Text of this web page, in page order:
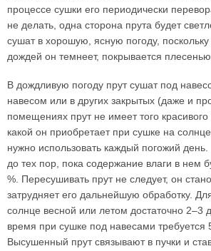
процессе сушки его периодически
не делать, одна сторона прута будет
сушат в хорошую, ясную погоду,
дождей он темнеет, покрывается
В дождливую погоду прут сушат под
навесом или в других закрытых (даже и
помещениях прут не имеет того красивого
какой он приобретает при сушке на
нужно использовать каждый погожий
до тех пор, пока содержание влаги в нем
%. Пересушивать прут не следует, он
затрудняет его дальнейшую обработку.
солнце весной или летом достаточно 2–3
время при сушке под навесами требуется
Высушенный прут связывают в пучки и